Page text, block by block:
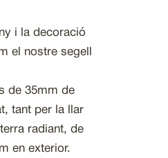
i la decoració
el nostre segell
de 35mm de
tant per la llar
radiant, de
en exterior.